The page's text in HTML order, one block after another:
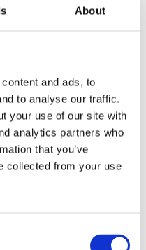
About
and ads, to
to analyse our traffic.
your use of our site with
analytics partners who
that you’ve
collected from your use